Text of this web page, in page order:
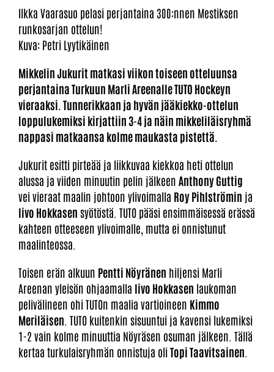
Ilkka Vaarasuo pelasi perjantaina 300:nnen Mestiksen
runkosarjan ottelun!
Kuva: Petri Lyytikäinen
Mikkelin Jukurit matkasi viikon toiseen otteluunsa
perjantaina Turkuun Marli Areenalle TUTO Hockeyn
vieraaksi. Tunnerikkaan ja hyvän jääkiekko-ottelun
loppulukemiksi kirjattiin 3-4 ja näin mikkeliläisryhmä
nappasi matkaansa kolme maukasta pistettä.
Jukurit esitti pirteää ja liikkuvaa kiekkoa heti ottelun
alussa ja viiden minuutin pelin jälkeen Anthony Guttig
vei vieraat maalin johtoon ylivoimalla Roy Pihlströmin ja
Iivo Hokkasen syötöstä. TUTO pääsi ensimmäisessä erässä
kahteen otteeseen ylivoimalle, mutta ei onnistunut
maalinteossa.
Toisen erän alkuun Pentti Nöyränen hiljensi Marli
Areenan yleisön ohjaamalla Iivo Hokkasen laukoman
pelivälineen ohi TUTOn maalia vartioineen Kimmo
Meriläisen . TUTO kuitenkin sisuuntui ja kavensi lukemiksi
1-2 vain kolme minuuttia Nöyräsen osuman jälkeen. Tällä
kertaa turkulaisryhmän onnistuja oliTopi Taavitsainen